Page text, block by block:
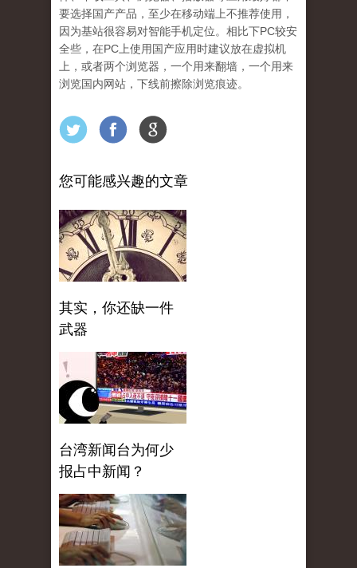
要选择国产产品，至少在移动端上不推荐使用，
因为基站很容易对智能手机定位。相比下PC较安
全些，在PC上使用国产应用时建议放在虚拟机
上，或者两个浏览器，一个用来翻墙，一个用来
浏览国内网站，下线前擦除浏览痕迹。
您可能感兴趣的文章
其实，你还缺一件
武器
台湾新闻台为何少
报占中新闻？